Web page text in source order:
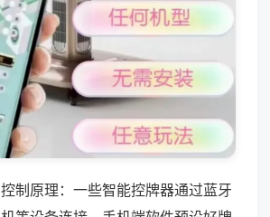
制原理：一些智能控牌器通过蓝牙